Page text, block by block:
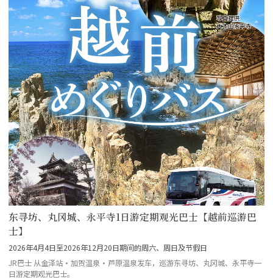
东寻坊、丸冈城、永平寺1日游定期观光巴士【越前巡游巴
士】
2026年4月4日至2026年12月20日期间的周六、周日及节假日
JR巴士 从金泽站・加贺温泉・芦原温泉发车，巡游东寻坊、丸冈城、永平寺一
日游定期观光巴士。